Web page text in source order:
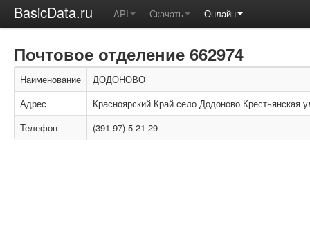
BasicData.ru API Скачать Онлайн
Почтовое отделение 662974
Наименование
ДОДОНОВО
Адрес
Красноярский Край село Додоново Крестьянская
Телефон
(391-97) 5-21-29